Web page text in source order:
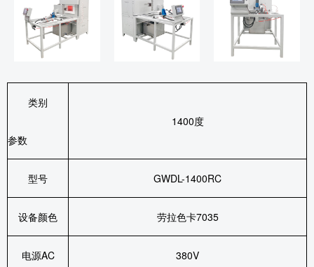
类别
参数
1400度
型号 GWDL-1400RC
设备颜色 劳拉色卡7035
电源AC 380V